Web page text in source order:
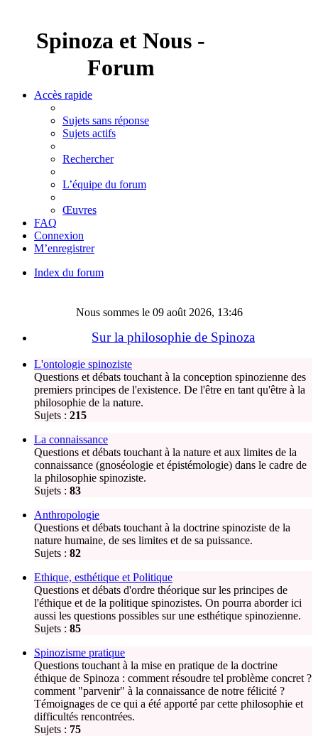
Spinoza et Nous -
Forum
Accès rapide
Sujets sans réponse
Sujets actifs
Rechercher
L’équipe du forum
Œuvres
FAQ
Connexion
M’enregistrer
Index du forum
Nous sommes le 09 août 2026, 13:46
Sur la philosophie de Spinoza
L'ontologie spinoziste
Questions et débats touchant à la conception spinozienne des
premiers principes de l'existence. De l'être en tant qu'être à la
philosophie de la nature.
Sujets : 215
La connaissance
Questions et débats touchant à la nature et aux limites de la
connaissance (gnoséologie et épistémologie) dans le cadre de
la philosophie spinoziste.
Sujets : 83
Anthropologie
Questions et débats touchant à la doctrine spinoziste de la
nature humaine, de ses limites et de sa puissance.
Sujets : 82
Ethique, esthétique et Politique
Questions et débats d'ordre théorique sur les principes de
l'éthique et de la politique spinozistes. On pourra aborder ici
aussi les questions possibles sur une esthétique spinozienne.
Sujets : 85
Spinozisme pratique
Questions touchant à la mise en pratique de la doctrine
éthique de Spinoza : comment résoudre tel problème concret ?
comment "parvenir" à la connaissance de notre félicité ?
Témoignages de ce qui a été apporté par cette philosophie et
difficultés rencontrées.
Sujets : 75